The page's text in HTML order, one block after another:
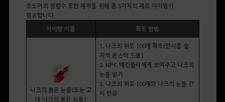
오도어의 정령수 또한 제작을 위해 총 5가지의 재료 아이템이
필요합니다.
아이템 이름
획득 방법
나크의 붉은 눈물(또는 고
대 나크의 붉은 눈물)
1. 나크의 위로 100개 획득(만샤움 숲
지역 몬스터 드롭)
2. NPC 메린돌라에게 보여주고 나크의
눈물 얻기
3. 나크의 위로 100개와 나크의 눈물 간
이 연금